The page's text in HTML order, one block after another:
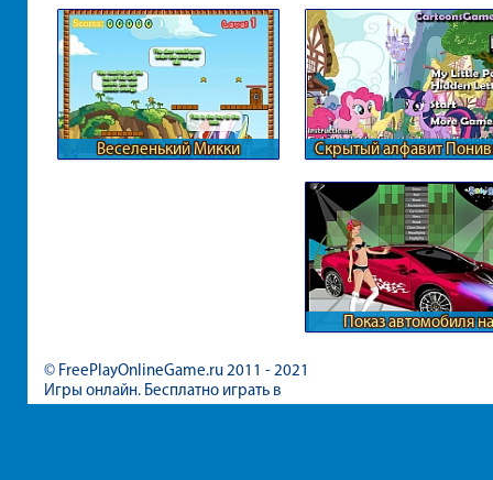
Веселенький Микки Скрытый алфавит
Показ автомобиля на
© FreePlayOnlineGame.ru 2011 - 2021
Игры онлайн. Бесплатно играть в
игры для девочек и мальчиков